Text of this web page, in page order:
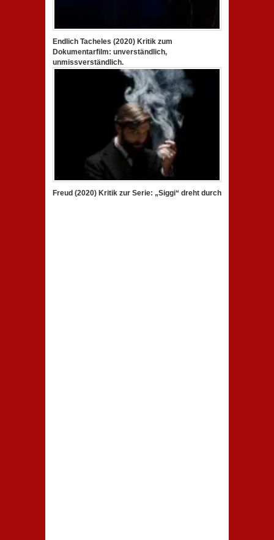
Endlich Tacheles (2020) Kritik zum
Dokumentarfilm: unverständlich,
unmissverständlich.
Freud (2020) Kritik zur Serie: „Siggi“ dreht durch